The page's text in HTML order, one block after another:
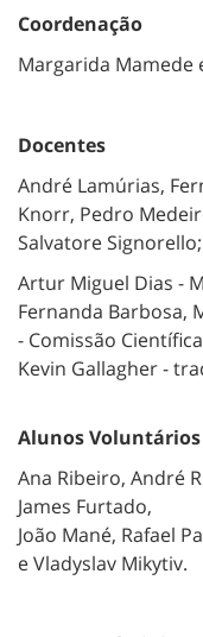
Coordenação
Margarida Mamede
Docentes
André Lamúrias,
Knorr, Pedro
Salvatore Signorello;
Artur Miguel Dias -
Fernanda Barbosa,
- Comissão
Kevin Gallagher -
Alunos Voluntários
Ana Ribeiro, André
James Furtado,
João Mané, Rafael
e Vladyslav Mikytiv.